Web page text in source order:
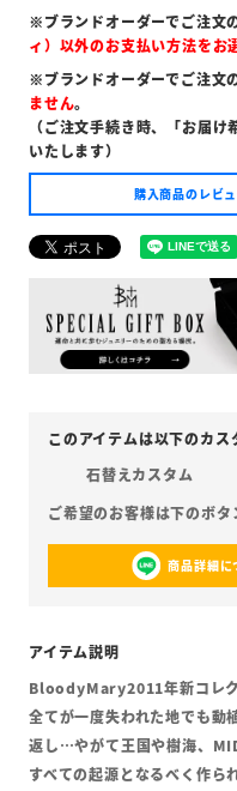
※ブランドオーダーでご注文
ィ）以外のお支払い方法をお
※ブランドオーダーでご注文
ません。
（ご注文手続き時、「お届
いたします）
購入商品のレビ
石替えカスタム
商品詳細
BloodyMary2011年新コレ
全てが一度失われた地でも動
返し…やがて王国や樹海、
すべての起源となるべく作ら